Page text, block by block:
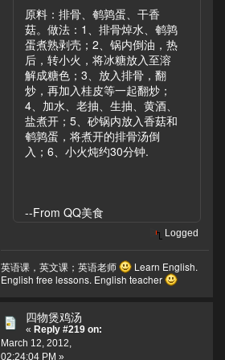
原料：排骨、鹌鹑蛋、干香
菇。做法：1、排骨焯水、鹌鹑
蛋煮熟剥壳；2、锅内倒油，热
后，转小火，将冰糖放入至溶
解成糖色；3、放入排骨，翻
炒，再加入桂皮等一起翻炒；
4、加水、老抽、生抽、黄酒、
盐煮开；5、砂锅内放入香菇和
鹌鹑蛋，将煮开的排骨汤倒
入；6、小火炖约30分钟.
--From QQ美食
Logged
英语课，英文课；英语老师
Learn English.
English free lessons. English teacher
四物煲鸡汤
« Reply #219 on:
March 12, 2012,
02:24:04 PM »